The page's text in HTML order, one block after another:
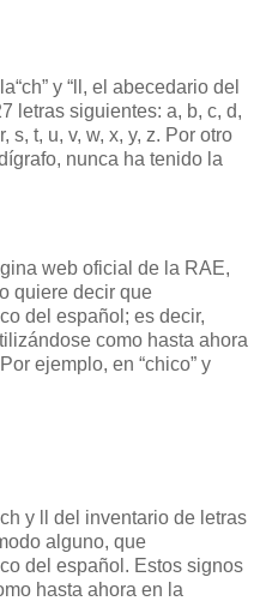
y “ll, el abecedario del
letras siguientes: a, b, c, d,
s, t, u, v, w, x, y, z. Por otro
nunca ha tenido la
web oficial de la RAE,
quiere decir que
del español; es decir,
como hasta ahora
ejemplo, en “chico” y
y ll del inventario de letras
alguno, que
del español. Estos signos
hasta ahora en la